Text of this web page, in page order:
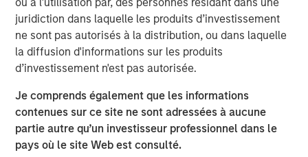
juridiction dans laquelle les produits d’investissement
ne sont pas autorisés à la distribution, ou dans laquelle
la diffusion d'informations sur les produits
d’investissement n'est pas autorisée.
Je comprends également que les informations
contenues sur ce site ne sont adressées à aucune
partie autre qu’un investisseur professionnel dans le
pays où le site Web est consulté.
influenced by factors beyond simple company
fundamentals.1
For instance, Federal Reserve policy has historically
had a massive impact not only on the direction of
investors should own. 2
Likewise, I hear macro investors say they just focus
on big picture concepts and don’t get involved with